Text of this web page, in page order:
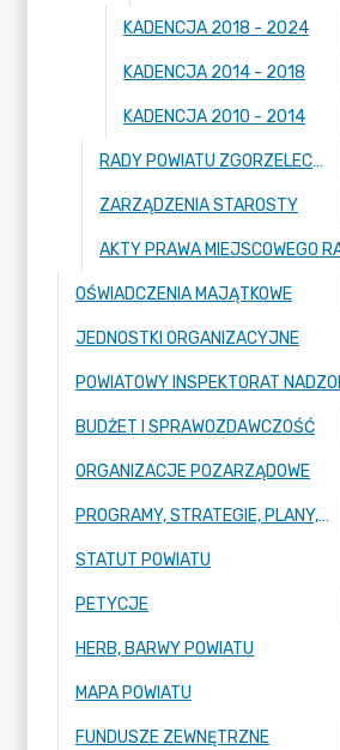
KADENCJA 2018 - 2024
KADENCJA 2014 - 2018
KADENCJA 2010 - 2014
RADY POWIATU ZGORZELECKIEGO
ZARZĄDZENIA STAROSTY
OŚWIADCZENIA MAJĄTKOWE
JEDNOSTKI ORGANIZACYJNE
BUDŻET I SPRAWOZDAWCZOŚĆ
ORGANIZACJE POZARZĄDOWE
PROGRAMY, STRATEGIE, PLANY, RAPORTY
STATUT POWIATU
PETYCJE
HERB, BARWY POWIATU
MAPA POWIATU
FUNDUSZE ZEWNĘTRZNE